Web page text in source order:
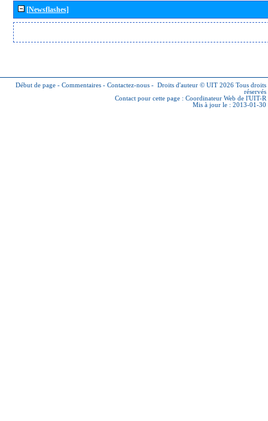
[Newsflashes]
Début de page - Commentaires - Contactez-nous - Droits d'auteur © UIT 2026 Tous droits
réservés
Contact pour cette page : Coordinateur Web de l'UIT-R
Mis à jour le : 2013-01-30